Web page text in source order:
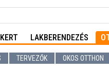
KERT LAKBERENDEZÉS
TERVEZŐK OKOS OTTHON